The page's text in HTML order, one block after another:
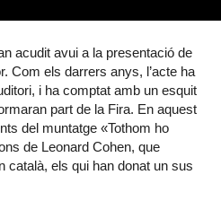
acudit avui a la presentació de
Com els darrers anys, l’acte ha
i ha comptat amb un esquit
part de la Fira. En aquest
del muntatge «Tothom ho
de Leonard Cohen, que
català, els qui han donat un sus